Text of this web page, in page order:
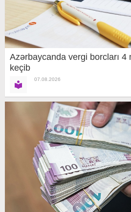
Azərbaycanda vergi borcları 4
keçib
07.08.2026